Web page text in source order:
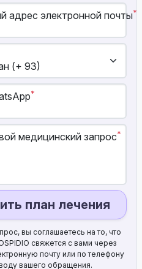
адрес электронной почты*
*
медицинский запрос*
план лечения
вы соглашаетесь на то, что
свяжется с вами через
почту или по телефону
вашего обращения.